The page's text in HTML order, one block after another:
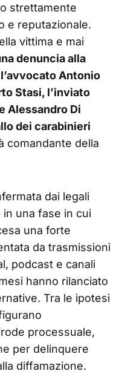
strettamente
e reputazionale.
vittima e mai
denuncia alla
Antonio
Stasi, l’inviato
Alessandro Di
dei carabinieri
comandante della
dai legali
in una fase in cui
una forte
da trasmissioni
podcast e canali
hanno rilanciato
Tra le ipotesi
processuale,
per delinquere
diffamazione.